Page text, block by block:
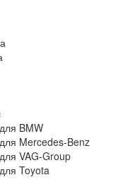
BMW
Mercedes-Benz
VAG-Group
Toyota